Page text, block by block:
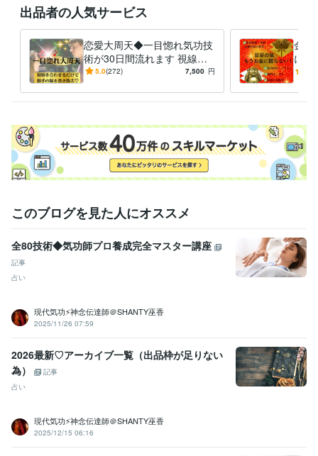
♡誠実なお取引を心掛けております♡
※お取引を気持ちよく進めるために、ご購入後のご挨拶など最低限のマナ
ーをお守りいただける方、お取引中のお客様に集中したいため、ギガフ
ァイルの使い方をご自身で調べられる方、購入前のDMからの質問は2往
復までとさせて頂いております。
◆私の伝授の特徴◆私の伝授のスタイルとしましては片手間の空いた時
宙と繋がってから」行うために深夜1時～行っています。
詳細はブログに記載してます♡https://coconala.com/blogs/4343800/605
749
アーカイブ一覧はこちら→https://coconala.com/blogs/4343800/676043
ライフスタイル・その他 / 美容師・ネイリスト・美容家
年
ライフスタイル・その他 / カウンセラー・コーチ 経験年数 : 3年
認定レイキティーチャー
得意分野
占い 気功・エネルギーワーク・思念伝達・他
出品者の人気サービス
恋愛大周天◆一目惚れ気功技
術が30日間流れます 視線を
合わせるだけで一目惚れさせ
5.0(272) 7,500 円
金運
に困
努
る秘
このブログを見た人にオススメ
全80技術◆気功師プロ養成完全マスター講座
記事
占い
現代気功⚡神念伝達師＠SHANTY巫香
2025/11/26 07:59
2026最新♡アーカイブ一覧（出品枠が足りない
為）
記事
占い
現代気功⚡神念伝達師＠SHANTY巫香
2025/12/15 06:16